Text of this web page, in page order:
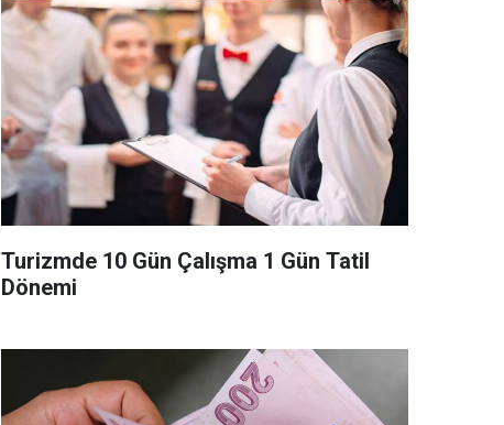
Turizmde 10 Gün Çalışma 1 Gün Tatil
Dönemi